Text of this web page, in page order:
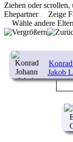
Ziehen oder scrollen,
Ehepartner
Zeige
Wähle andere
Jakob